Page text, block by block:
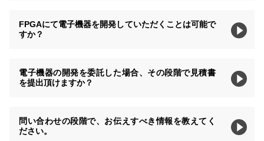
FPGAにて電子機器を開発していただくことは可能で
すか？
電子機器の開発を委託した場合、その段階で見積書
を提出頂けますか？
問い合わせの段階で、お伝えすべき情報を教えてく
ださい。